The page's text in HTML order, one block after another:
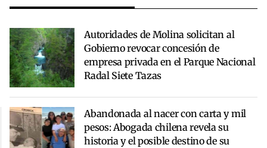
Autoridades de Molina solicitan al
Gobierno revocar concesión de
empresa privada en el Parque Nacional
Radal Siete Tazas
Abandonada al nacer con carta y mil
pesos: Abogada chilena revela su
historia y el posible destino de su